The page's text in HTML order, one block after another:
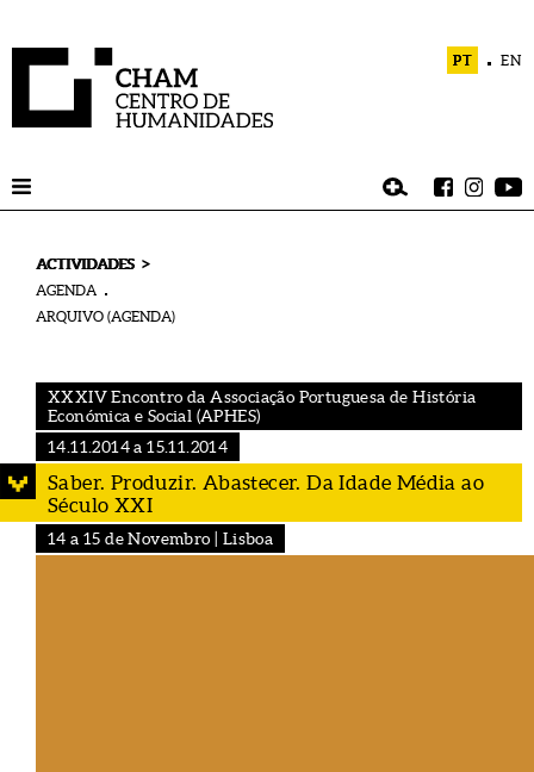
PT EN
ACTIVIDADES >
AGENDA
ARQUIVO (AGENDA)
XXXIV Encontro da Associação Portuguesa de História
Económica e Social (APHES)
14.11.2014 a 15.11.2014
Saber. Produzir. Abastecer. Da Idade Média ao
Século XXI
14 a 15 de Novembro | Lisboa